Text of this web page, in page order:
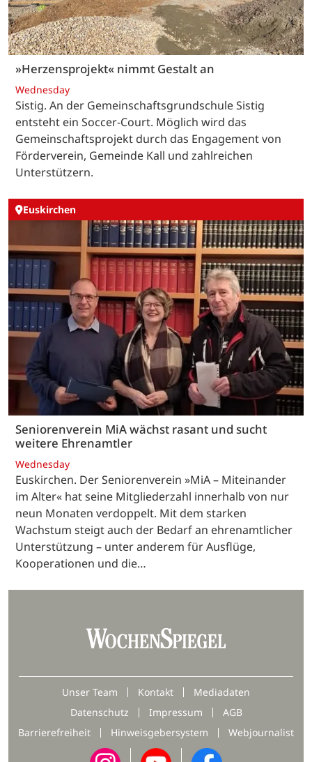
»Herzensprojekt« nimmt Gestalt an
Wednesday
Sistig. An der Gemeinschaftsgrundschule Sistig
entsteht ein Soccer-Court. Möglich wird das
Gemeinschaftsprojekt durch das Engagement von
Förderverein, Gemeinde Kall und zahlreichen
Unterstützern.
Euskirchen
Seniorenverein MiA wächst rasant und sucht
weitere Ehrenamtler
Wednesday
Euskirchen. Der Seniorenverein »MiA – Miteinander
im Alter« hat seine Mitgliederzahl innerhalb von nur
neun Monaten verdoppelt. Mit dem starken
Wachstum steigt auch der Bedarf an ehrenamtlicher
Unterstützung – unter anderem für Ausflüge,
Kooperationen und die…
Unser Team Kontakt
Mediadaten
Datenschutz
Impressum
AGB
Barrierefreiheit
Hinweisgebersystem Webjournalist